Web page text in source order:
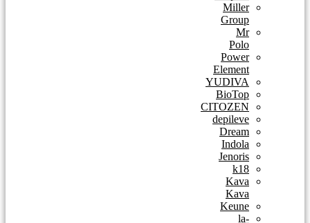
Miller
Group
Mr
Polo
Power
Element
YUDIVA
BioTop
CITOZEN
depileve
Dream
Indola
Jenoris
k18
Kava
Kava
Keune
la-